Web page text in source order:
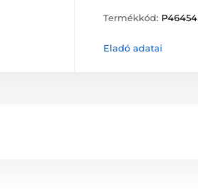
Termékkód: P46454
Eladó adatai